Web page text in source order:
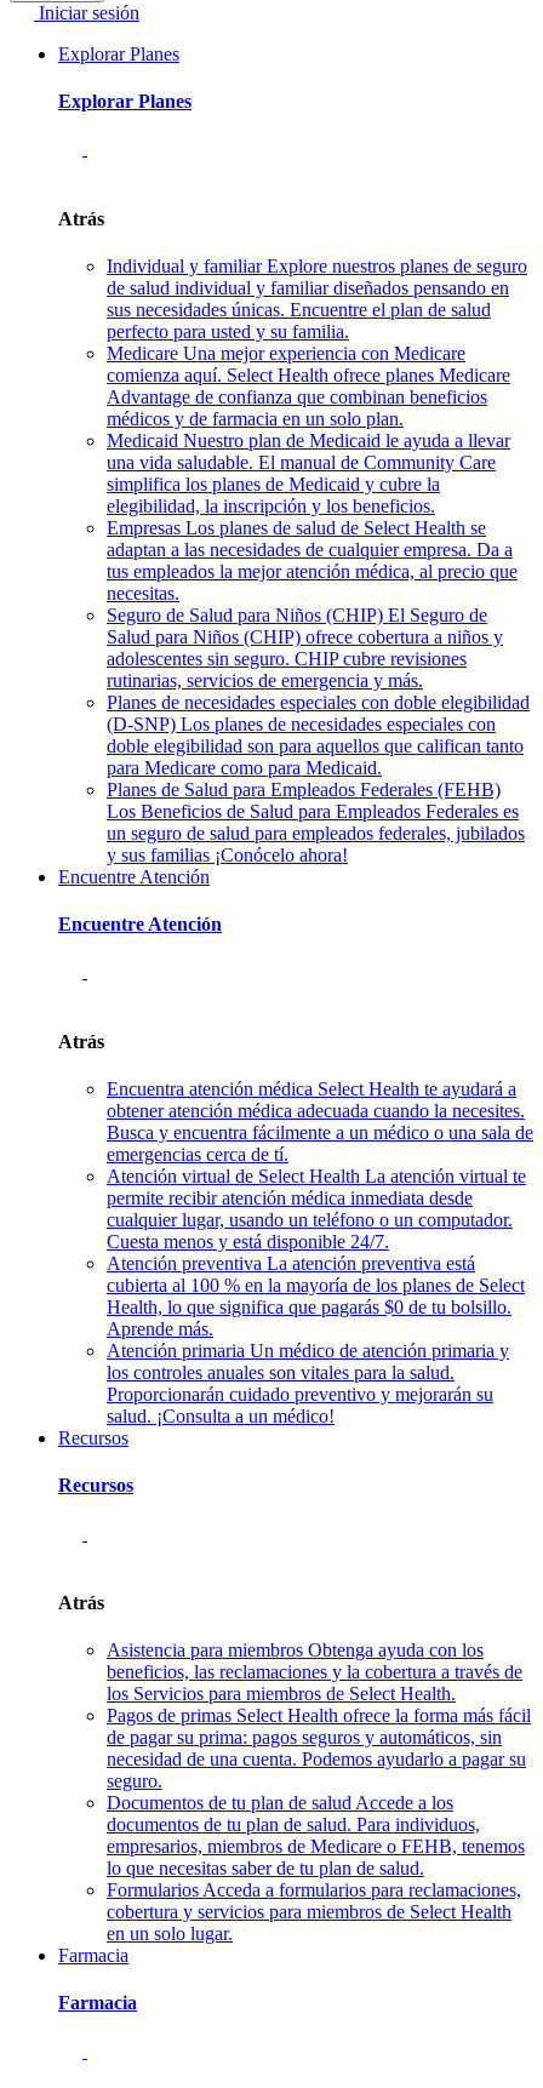
Iniciar sesión
Explorar Planes
Explorar Planes
Atrás
Individual y familiar Explore nuestros planes de seguro
de salud individual y familiar diseñados pensando en
sus necesidades únicas. Encuentre el plan de salud
perfecto para usted y su familia.
Medicare Una mejor experiencia con Medicare
comienza aquí. Select Health ofrece planes Medicare
Advantage de confianza que combinan beneficios
médicos y de farmacia en un solo plan.
Medicaid Nuestro plan de Medicaid le ayuda a llevar
una vida saludable. El manual de Community Care
simplifica los planes de Medicaid y cubre la
elegibilidad, la inscripción y los beneficios.
Empresas Los planes de salud de Select Health se
adaptan a las necesidades de cualquier empresa. Da a
tus empleados la mejor atención médica, al precio que
necesitas.
Seguro de Salud para Niños (CHIP) El Seguro de
Salud para Niños (CHIP) ofrece cobertura a niños y
adolescentes sin seguro. CHIP cubre revisiones
rutinarias, servicios de emergencia y más.
Planes de necesidades especiales con doble elegibilidad
(D-SNP) Los planes de necesidades especiales con
doble elegibilidad son para aquellos que califican tanto
para Medicare como para Medicaid.
Planes de Salud para Empleados Federales (FEHB)
Los Beneficios de Salud para Empleados Federales es
un seguro de salud para empleados federales, jubilados
y sus familias ¡Conócelo ahora!
Encuentre Atención
Encuentre Atención
Atrás
Encuentra atención médica Select Health te ayudará a
obtener atención médica adecuada cuando la necesites.
Busca y encuentra fácilmente a un médico o una sala de
emergencias cerca de tí.
Atención virtual de Select Health La atención virtual te
permite recibir atención médica inmediata desde
cualquier lugar, usando un teléfono o un computador.
Cuesta menos y está disponible 24/7.
Atención preventiva La atención preventiva está
cubierta al 100 % en la mayoría de los planes de Select
Health, lo que significa que pagarás $0 de tu bolsillo.
Aprende más.
Atención primaria Un médico de atención primaria y
los controles anuales son vitales para la salud.
Proporcionarán cuidado preventivo y mejorarán su
salud. ¡Consulta a un médico!
Recursos
Recursos
Atrás
Asistencia para miembros Obtenga ayuda con los
beneficios, las reclamaciones y la cobertura a través de
los Servicios para miembros de Select Health.
Pagos de primas Select Health ofrece la forma más fácil
de pagar su prima: pagos seguros y automáticos, sin
necesidad de una cuenta. Podemos ayudarlo a pagar su
seguro.
Documentos de tu plan de salud Accede a los
documentos de tu plan de salud. Para individuos,
empresarios, miembros de Medicare o FEHB, tenemos
lo que necesitas saber de tu plan de salud.
Formularios Acceda a formularios para reclamaciones,
cobertura y servicios para miembros de Select Health
en un solo lugar.
Farmacia
Farmacia